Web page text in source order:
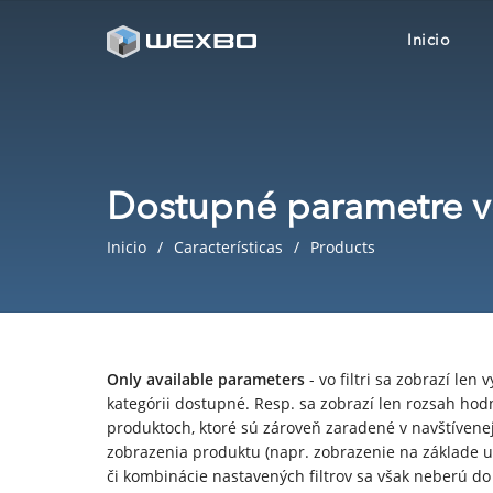
Inicio
Dostupné parametre
Inicio Características Products
Only available parameters - vo filtri sa zobrazí len
kategórii dostupné. Resp. sa zobrazí len rozsah
produktoch, ktoré sú zároveň zaradené v
zobrazenia produktu (napr. zobrazenie na základe
či kombinácie nastavených filtrov sa však neberú